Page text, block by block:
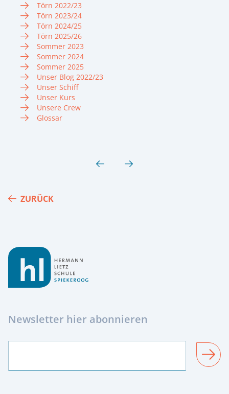
Törn 2022/23
Törn 2023/24
Törn 2024/25
Törn 2025/26
Sommer 2023
Sommer 2024
Sommer 2025
Unser Blog 2022/23
Unser Schiff
Unser Kurs
Unsere Crew
Glossar
ZURÜCK
Newsletter hier abonnieren
SENDEN